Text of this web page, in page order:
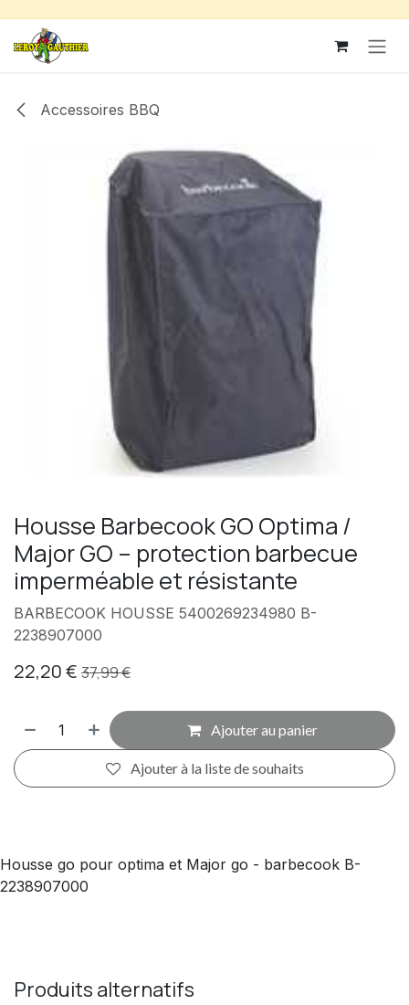
Se rendre au contenu
Accessoires BBQ
Housse Barbecook GO Optima /
Major GO – protection barbecue
imperméable et résistante
BARBECOOK HOUSSE 5400269234980 B-
2238907000
22,20€ 37,99€
Ajouter au panier
Ajouter à la liste de souhaits
Housse go pour optima et Major go - barbecook B-
2238907000
Produits alternatifs